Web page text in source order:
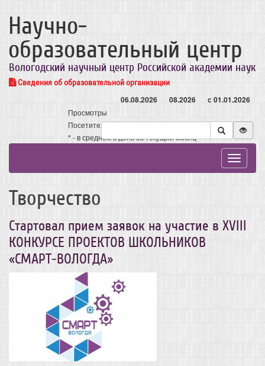
Научно-
образовательный центр
Вологодский научный центр Российской академии наук
Сведения об образовательной организации
06.08.2026 08.2026 с 01.01.2026
Просмотры
Посетители
* - в среднем в день за текущий месяц
Toggle
Творчество
Стартовал прием заявок на участие в XVIII
КОНКУРСЕ ПРОЕКТОВ ШКОЛЬНИКОВ
«СМАРТ-ВОЛОГДА»